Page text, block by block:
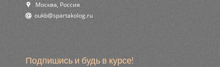
Москва, Россия
ur.golokatraps@bkuo
Подпишись и будь в курсе!